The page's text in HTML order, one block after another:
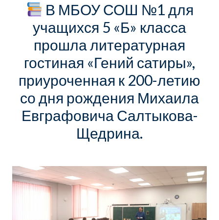
В МБОУ СОШ №1 для
учащихся 5 «Б» класса
прошла литературная
гостиная «Гений сатиры»,
приуроченная к 200-летию
со дня рождения Михаила
Евграфовича Салтыкова-
Щедрина.